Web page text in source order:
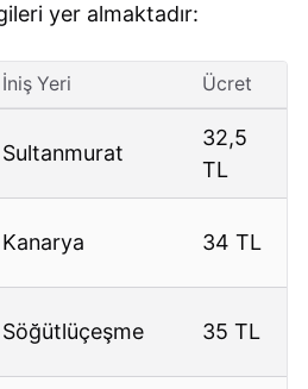
yer almaktadır:
İniş Yeri Ücret
Sultanmurat
32,5
TL
Kanarya 34 TL
Söğütlüçeşme 35 TL